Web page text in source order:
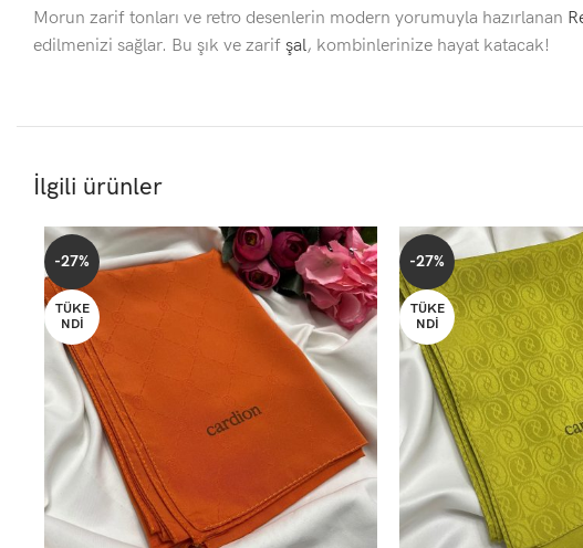
Morun zarif tonları ve retro desenlerin modern yorumuyla hazırlanan
edilmenizi sağlar. Bu şık ve zarif şal, kombinlerinize hayat katacak!
İlgili ürünler
-27%
TÜKE
NDI
-27%
TÜKE
NDI